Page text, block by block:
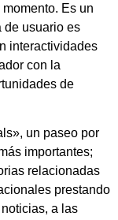
Es un
de usuario es
interactividades
con la
de
un paseo por
importantes;
relacionadas
prestando
a las